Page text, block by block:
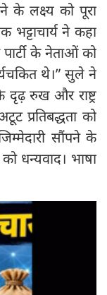
के लक्ष्य को पूरा
ने कहा
के नेताओं को
थे।” सुले ने
रुख और राष्ट्र
प्रतिबद्धता को
सौंपने के
को धन्यवाद। भाषा